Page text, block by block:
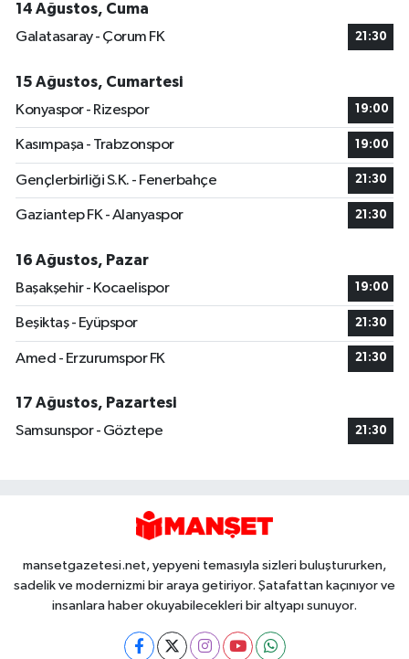
14 Ağustos, Cuma
Galatasaray - Çorum FK
21:30
15 Ağustos, Cumartesi
Konyaspor - Rizespor
19:00
Kasımpaşa - Trabzonspor 19:00
Gençlerbirliği S.K. - Fenerbahçe 21:30
Gaziantep FK - Alanyaspor 21:30
16 Ağustos, Pazar
Başakşehir - Kocaelispor
19:00
Beşiktaş - Eyüpspor 21:30
Amed - Erzurumspor FK 21:30
17 Ağustos, Pazartesi
Samsunspor - Göztepe
21:30
mansetgazetesi.net, yepyeni temasıyla sizleri buluştururken,
sadelik ve modernizmi bir araya getiriyor. Şatafattan kaçınıyor ve
insanlara haber okuyabilecekleri bir altyapı sunuyor.